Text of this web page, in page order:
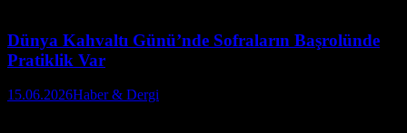
Dünya Kahvaltı Günü’nde Sofraların Başrolünde
Pratiklik Var
15.06.2026Haber & Dergi